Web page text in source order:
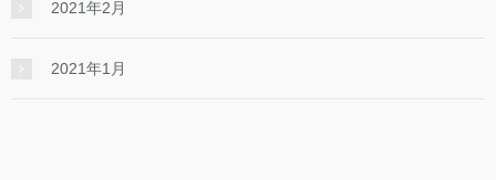
2021年2月
2021年1月